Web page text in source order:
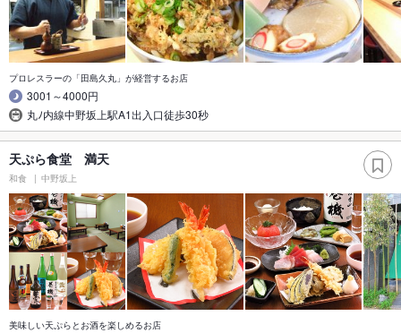
プロレスラーの「田島久丸」が経営するお店
3001～4000円
丸ﾉ内線中野坂上駅A1出入口徒歩30秒
天ぷら食堂 満天
和食 中野坂上
美味しい天ぷらとお酒を楽しめるお店